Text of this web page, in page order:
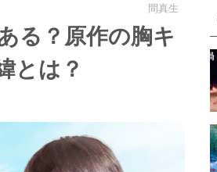
間真生
る？原作の胸キ
とは？